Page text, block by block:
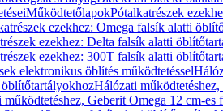
MűködtetőlapokPótalkatrészek
ezekhez: Omega falsík alatti
ezekhez: Delta falsík alatti
ezekhez: 300T falsík alatti
elektronikus öblítés működtetéssel
Hálózati
működtetéshez, Geberit Omega 12 cm-